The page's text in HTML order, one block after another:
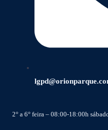
2° a 6° feira – 08:00-18:00h